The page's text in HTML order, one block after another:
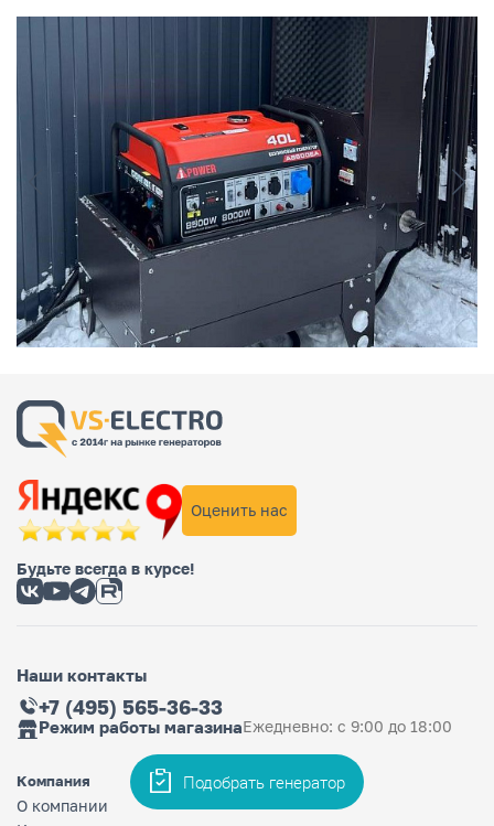
Оценить нас
Будьте всегда в курсе!
Наши контакты
+7 (495) 565-36-33
Режим работы магазинаЕжедневно: с 9:00 до 18:00
Компания
О компании
Подобрать генератор